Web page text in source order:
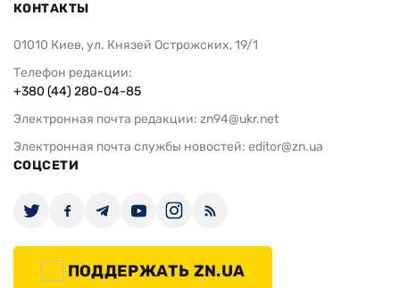
КОНТАКТЫ
01010 Киев, ул. Князей Острожских, 19/1
Телефон редакции:
+380 (44) 280-04-85
Электронная почта редакции: zn94@ukr.net
Электронная почта службы новостей: editor@zn.ua
СОЦСЕТИ
ПОДДЕРЖАТЬ ZN.UA